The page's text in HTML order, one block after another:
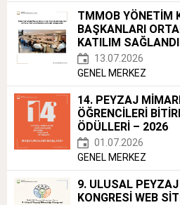
TMMOB YÖNETİM
BAŞKANLARI
KATILIM SAĞLANDI
13.07.2026
GENEL MERKEZ
14. PEYZAJ
ÖĞRENCİLERİ
ÖDÜLLERİ – 2026
01.07.2026
GENEL MERKEZ
9. ULUSAL
KONGRESİ WEB